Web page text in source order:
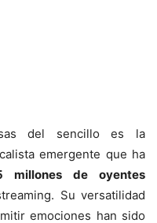
del sencillo es la
emergente que ha
millones de oyentes
Su versatilidad
emociones han sido